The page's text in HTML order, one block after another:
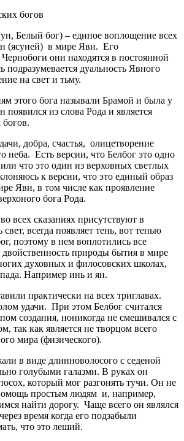
богов
Белый бог) – единое воплощение всех
(ясуней) в мире Яви. Его
они находятся в постоянной
подразумевается дуальность Явного
на свет и тьму.
этого бога называли Брамой и была у
появился из слова Рода и является
добра, счастья, олицетворение
неба. Есть версии, что Белбог это одно
что это один из верховных светлых
к версии, что это единый образ
Яви, в том числе как проявление
бога Рода.
всех сказаниях присутствуют в
свет, всегда появляет тень, вот тенью
поэтому в нем воплотились все
природы бытия в мире
духовных и филосовских школах,
Например инь и ян.
практически на всех триглавах.
удачи. При этом Белбог считался
создания, ноникогда не смешивался с
так как является не творцом всего
мира (физического).
в виде длинноволосого с седеной
голубыми галазми. В руках он
который мог разгонять тучи. Он не
простым людям и, например,
найти дорогу. Чаще всего он являлся
время когда его подзабыли
что это леший.